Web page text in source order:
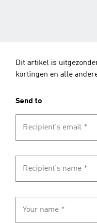
Dit artikel is
kortingen en alle
Send to
Recipient's email *
Recipient's name *
Your name *